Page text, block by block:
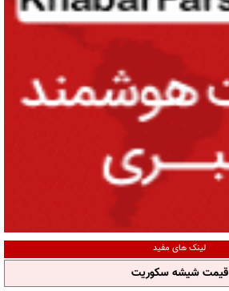
لینک های مفید
قیمت شیشه سکوریت